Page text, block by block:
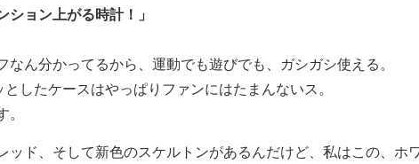
ション上がる時計！」
ん分かってるから、運動でも遊びでも、ガシガシ使える。
したケースはやっぱりファンにはたまんないス。
ド、そして新色のスケルトンがあるんだけど、私はこの、ホ